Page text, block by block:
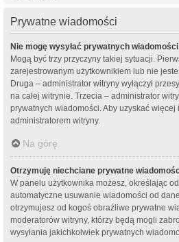
Prywatne wiadomości
Nie mogę wysyłać prywatnych
Mogą być trzy przyczyny takiej sytuacji.
zarejestrowanym użytkownikiem lub nie
Druga – administrator witryny wyłączył
na całej witrynie. Trzecia – administrator
prywatnych wiadomości. Aby uzyskać
administratorem witryny.
Na górę
Otrzymuję niechciane prywatne
W panelu użytkownika możesz, określając
automatyczne usuwanie wiadomości od
otrzymujesz od kogoś obraźliwe prywatne
moderatorów witryny, którzy będą mogli
wysyłania jakichkolwiek prywatnych